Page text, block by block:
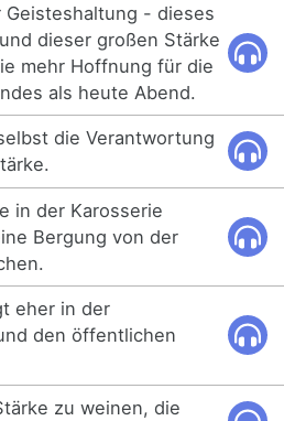
- dieses
dieser großen Stärke
mehr Hoffnung für die
als heute Abend.
die Verantwortung
in der Karosserie
Bergung von der
eher in der
den öffentlichen
zu weinen, die